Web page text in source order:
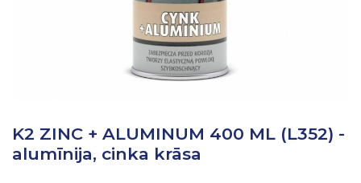
LV
K2 ZINC + ALUMINUM 400 ML (L352) -
alumīnija, cinka krāsa